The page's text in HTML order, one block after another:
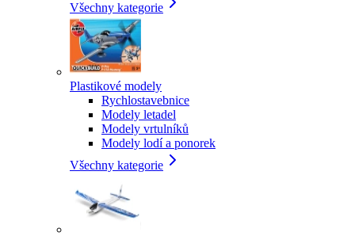
Všechny kategorie
Plastikové modely
Rychlostavebnice
Modely letadel
Modely vrtulníků
Modely lodí a ponorek
Všechny kategorie